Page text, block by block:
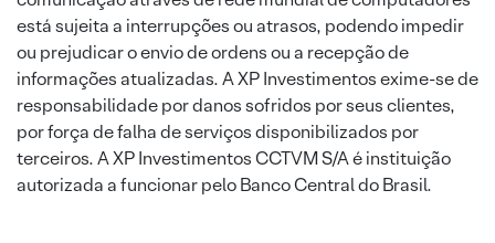
está sujeita a interrupções ou atrasos, podendo impedir
ou prejudicar o envio de ordens ou a recepção de
informações atualizadas. A XP Investimentos exime-se de
responsabilidade por danos sofridos por seus clientes,
por força de falha de serviços disponibilizados por
terceiros. A XP Investimentos CCTVM S/A é instituição
autorizada a funcionar pelo Banco Central do Brasil.